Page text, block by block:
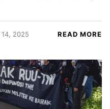
14, 2025 READ MORE